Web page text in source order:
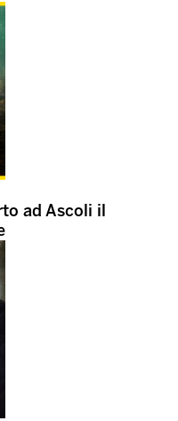
ad Ascoli il